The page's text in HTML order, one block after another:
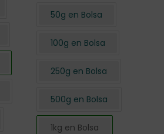
50g en Bolsa
100g en Bolsa
250g en Bolsa
500g en Bolsa
1kg en Bolsa